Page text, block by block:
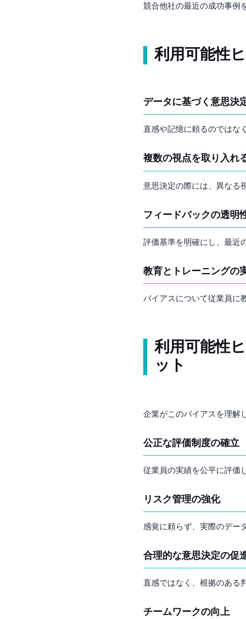
競合他社の最近の成功事例
利用可能性
データに基づく意思決
直感や記憶に頼るのではな
複数の視点を取り入れ
意思決定の際には、異なる
フィードバックの透明
評価基準を明確にし、最近
教育とトレーニングの
バイアスについて従業員に
利用可能性
ット
企業がこのバイアスを理解
公正な評価制度の確立
従業員の実績を公平に評価
リスク管理の強化
感覚に頼らず、実際のデー
合理的な意思決定の促
直感ではなく、根拠のある
チームワークの向上